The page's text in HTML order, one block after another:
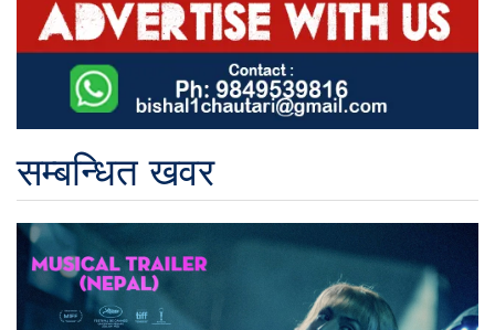
सम्बन्धित खवर